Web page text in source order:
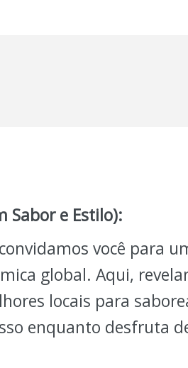
Sabor e Estilo):
você para
global. Aqui,
locais para
enquanto desfruta